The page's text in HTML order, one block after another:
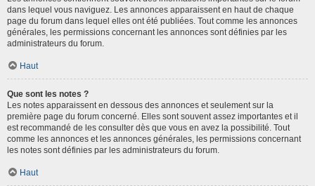
dans lequel vous naviguez. Les annonces apparaissent en haut de chaque
page du forum dans lequel elles ont été publiées. Tout comme les annonces
générales, les permissions concernant les annonces sont définies par les
administrateurs du forum.
Haut
Que sont les notes ?
Les notes apparaissent en dessous des annonces et seulement sur la
première page du forum concerné. Elles sont souvent assez importantes et il
est recommandé de les consulter dès que vous en avez la possibilité. Tout
comme les annonces et les annonces générales, les permissions concernant
les notes sont définies par les administrateurs du forum.
Haut